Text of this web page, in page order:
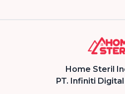
Home Steril
PT. Infiniti